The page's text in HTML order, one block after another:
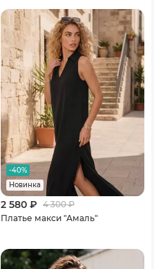
-40%
Новинка
2 580 ₽ 4 300₽
Платье макси "Амаль"